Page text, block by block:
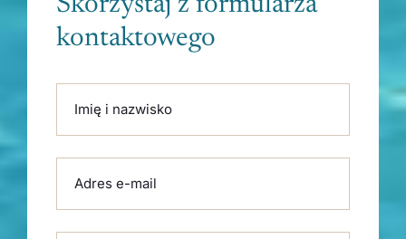
kontaktowego
Imię i nazwisko
Adres e-mail